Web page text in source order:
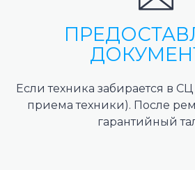
Если техника забирается в
приема техники). После
гарантийный